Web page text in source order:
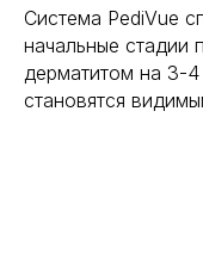
Система PediVue
начальные стадии
дерматитом на 3-
становятся